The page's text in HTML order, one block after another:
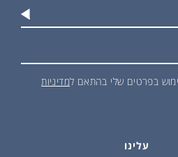
עלינו
בפרטים שלי בהתאם למדיניות